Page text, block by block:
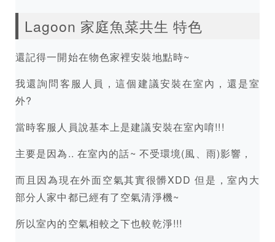
Lagoon 家庭魚菜共生 特色
還記得一開始在物色家裡安裝地點時~
我還詢問客服人員，這個建議安裝在室內，還是室
外?
當時客服人員說基本上是建議安裝在室內唷!!!
主要是因為.. 在室內的話~ 不受環境(風、雨)影響，
而且因為現在外面空氣其實很髒XDD 但是，室內大
部分人家中都已經有了空氣清淨機~
所以室內的空氣相較之下也較乾淨!!!